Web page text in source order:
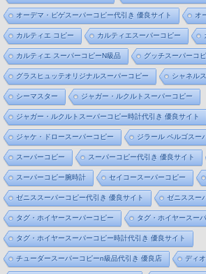
オーデマ・ピゲスーパーコピー代引き 優良サイト オ
カルティエ コピー カルティエスーパーコピー
カルティエ スーパーコピーN級品 グッチスーパーコ
グラスヒュッテオリジナルスーパーコピー シャネル
シーマスター ジャガー・ルクルトスーパーコピー
ジャガー・ルクルトスーパーコピー時計代引き 優良サイト
ジャケ・ドロースーパーコピー ジラール ペルゴスー
スーパーコピー スーパーコピー代引き 優良サイト
スーパーコピー腕時計 セイコースーパーコピー
ゼニススーパーコピー代引き 優良サイト ゼニススー
タグ・ホイヤースーパーコピー タグ・ホイヤースー
タグ・ホイヤースーパーコピー時計代引き 優良サイト
チューダースーパーコピーn級品代引き 優良店 ディ